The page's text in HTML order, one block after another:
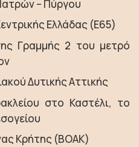
– Πύργου
Ελλάδας (E65)
Γραμμής 2 του μετρό
Δυτικής Αττικής
στο Καστέλι, το
Κρήτης (ΒΟΑΚ)